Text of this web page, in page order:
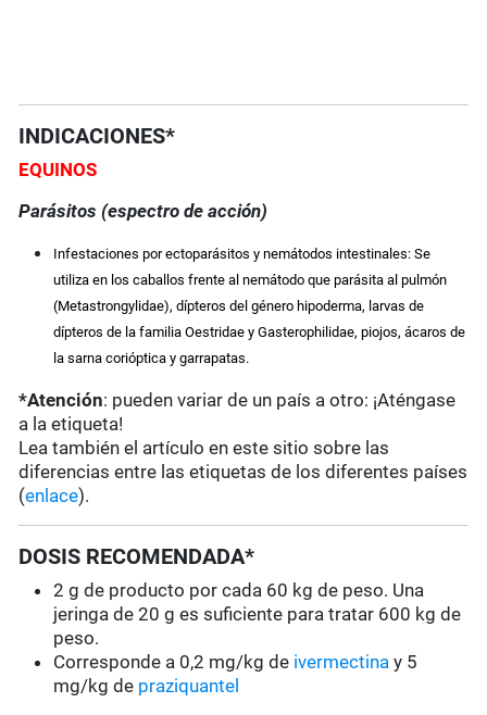
INDICACIONES*
EQUINOS
Parásitos (espectro de acción)
Infestaciones por ectoparásitos y nemátodos intestinales: Se
utiliza en los caballos frente al nemátodo que parásita al pulmón
(Metastrongylidae), dípteros del género hipoderma, larvas de
dípteros de la familia Oestridae y Gasterophilidae, piojos, ácaros de
la sarna corióptica y garrapatas.
*Atención: pueden variar de un país a otro: ¡Aténgase
a la etiqueta!
Lea también el artículo en este sitio sobre las
diferencias entre las etiquetas de los diferentes países
(enlace).
DOSIS RECOMENDADA*
2 g de producto por cada 60 kg de peso. Una
jeringa de 20 g es suficiente para tratar 600 kg de
peso.
Corresponde a 0,2 mg/kg de ivermectina y 5
mg/kg de praziquantel